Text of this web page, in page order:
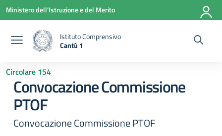
Vai ai contenuti
Vai al menu di navigazione
Vai al footer
Ministero dell'Istruzione e del Merito
Istituto Comprensivo
Cantù 1
Circolare 154
Convocazione Commissione
PTOF
Convocazione Commissione PTOF